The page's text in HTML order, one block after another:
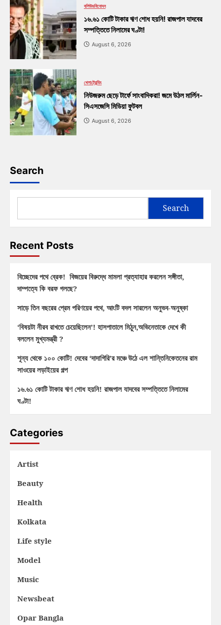
বলিউডবিনোদন
১৬.৬১ কোটি টাকার ঋণ শোধ হয়নি! রাজপাল যাদবের
সম্পত্তিতে নিলামের ঘণ্টা!
August 6, 2026
খেলাট্রেন্ডিং
নিউজরুম ছেড়ে টার্ফে সাংবাদিকরা! জমে উঠল মার্লিন-
সিএসজেসি মিডিয়া ফুটবল
August 6, 2026
Search
Search
Recent Posts
বিচ্ছেদের পথে ব্রেক! বিজয়ের বিরুদ্ধে মামলা প্রত্যাহার করলেন সঙ্গীতা,
দাম্পত্যে কি বরফ গলছে?
সাড়ে তিন বছরের প্রেম পরিণয়ের পথে, আংটি বদল সারলেন অনুভব-অনুষ্কা
‘বিষয়টা নীরব রাখতে চেয়েছিলেন’! হাসপাতালে মিঠুন,অভিনেতাকে দেখে কী
বললেন মুখ্যমন্ত্রী ?
শূন্য থেকে ১০০ কোটি! দেবের ‘দাদাগিরি’র মঞ্চে উঠে এল শান্তিনিকেতনের রাম
সাওয়ের লড়াইয়ের গল্প
১৬.৬১ কোটি টাকার ঋণ শোধ হয়নি! রাজপাল যাদবের সম্পত্তিতে নিলামের
ঘণ্টা!
Categories
Artist
Beauty
Health
Kolkata
Life style
Model
Music
Newsbeat
Opar Bangla